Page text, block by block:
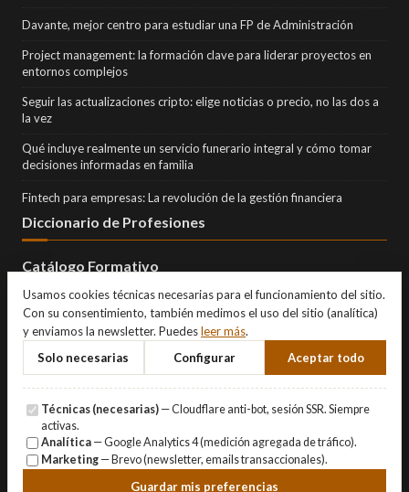
Davante, mejor centro para estudiar una FP de Administración
Project management: la formación clave para liderar proyectos en
entornos complejos
Seguir las actualizaciones cripto: elige noticias o precio, no las dos a
la vez
Qué incluye realmente un servicio funerario integral y cómo tomar
decisiones informadas en familia
Fintech para empresas: La revolución de la gestión financiera
Diccionario de Profesiones
Catálogo Formativo
Usamos cookies técnicas necesarias para el funcionamiento del sitio.
Con su consentimiento, también medimos el uso del sitio (analítica)
y enviamos la newsletter. Puedesleer más.
Solo necesarias
Configurar Aceptar todo
Técnicas (necesarias) — Cloudflare anti-bot, sesión SSR. Siempre
activas.
Analítica — Google Analytics 4 (medición agregada de tráfico).
Marketing — Brevo (newsletter, emails transaccionales).
Guardar mis preferencias